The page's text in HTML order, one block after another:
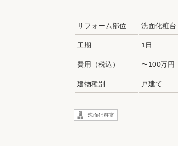
リフォーム部位 洗面化粧台
工期 1日
費用（税込） 〜100万円
建物種別 戸建て